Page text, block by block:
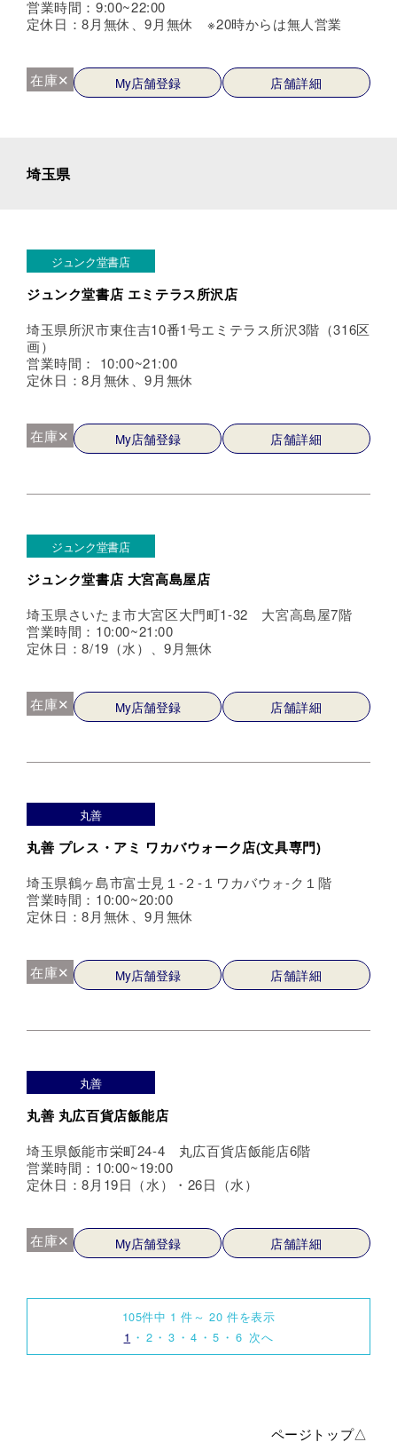
営業時間：9:00~22:00
定休日：8月無休、9月無休 ※20時からは無人営業
在庫✕ My店舗登録 店舗詳細
埼玉県
ジュンク堂書店
ジュンク堂書店 エミテラス所沢店
埼玉県所沢市東住吉10番1号エミテラス所沢3階（316区
画）
営業時間： 10:00~21:00
定休日：8月無休、9月無休
在庫✕ My店舗登録 店舗詳細
ジュンク堂書店
ジュンク堂書店 大宮高島屋店
埼玉県さいたま市大宮区大門町1-32 大宮高島屋7階
営業時間：10:00~21:00
定休日：8/19（水）、9月無休
在庫✕ My店舗登録 店舗詳細
丸善
丸善 プレス・アミ ワカバウォーク店(文具専門)
埼玉県鶴ヶ島市富士見１-２-１ワカバウォ-ク１階
営業時間：10:00~20:00
定休日：8月無休、9月無休
在庫✕ My店舗登録 店舗詳細
丸善
丸善 丸広百貨店飯能店
埼玉県飯能市栄町24-4 丸広百貨店飯能店6階
営業時間：10:00~19:00
定休日：8月19日（水）・26日（水）
在庫✕ My店舗登録 店舗詳細
105件中 1 件～ 20 件を表示
1
2 3 4 5 6 次へ
ページトップ△